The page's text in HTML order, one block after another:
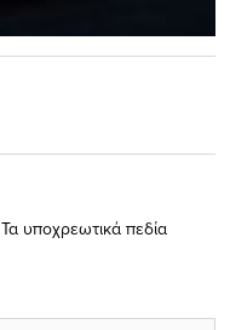
Τα υποχρεωτικά πεδία